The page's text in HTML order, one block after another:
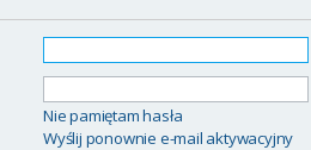
Nie pamiętam hasła
Wyślij ponownie e-mail aktywacyjny